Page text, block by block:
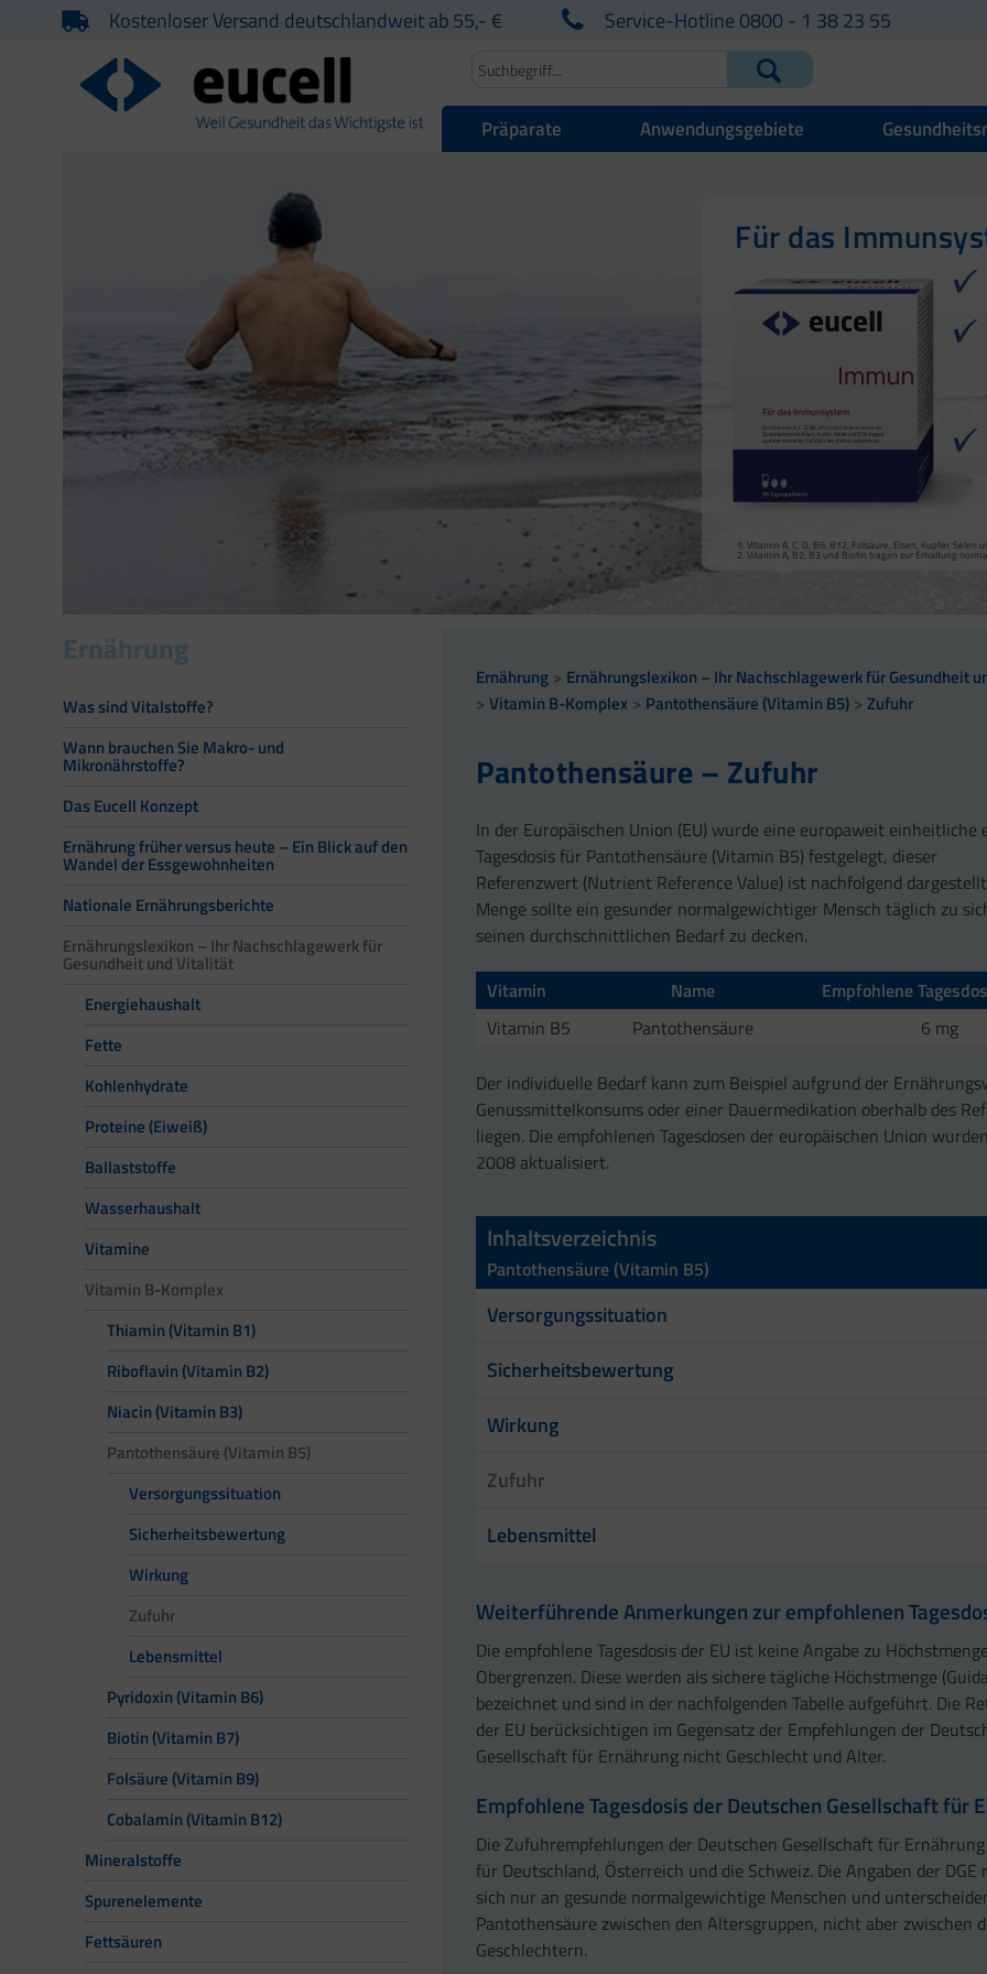
Kostenloser Versand deutschlandweit ab 55,- € Service-Hotline 0800 - 1 38 23 55
Präparate Anwendungsgebiete
Für das
Vitamin A, C, D, B6, B12, Folsäure, Eisen, Kupfer,
Vitamin A, B2, B3 und Biotin tragen zur Erhaltung
Für Haut, Haare
Selen, Zink und Biotin tragen zur Erhaltung gesunder
Selen und Zink tragen zur Erhaltung normaler Nägel bei.
Vitamin C, E, B2, Kupfer, Mangan, Selen und Zink
Für Ihre natürliche
sowie zu einem normalen Stoffwechsel von
Vitamin B2 und Biotin tragen zur Erhaltung normaler
Vitamin D und Zink tragen zur normalen Funktion des
Ernährung
Was sind Vitalstoffe?
Wann brauchen Sie Makro- und
Mikronährstoffe?
Das Eucell Konzept
Ernährung früher versus heute – Ein Blick auf den
Wandel der Essgewohnheiten
Nationale Ernährungsberichte
Ernährungslexikon – Ihr Nachschlagewerk für
Gesundheit und Vitalität
Energiehaushalt
Fette
Kohlenhydrate
Proteine (Eiweiß)
Ballaststoffe
Wasserhaushalt
Vitamine
Vitamin B-Komplex
Thiamin (Vitamin B1)
Riboflavin (Vitamin B2)
Niacin (Vitamin B3)
Pantothensäure (Vitamin B5)
Versorgungssituation
Sicherheitsbewertung
Wirkung
Zufuhr
Lebensmittel
Pyridoxin (Vitamin B6)
Biotin (Vitamin B7)
Folsäure (Vitamin B9)
Cobalamin (Vitamin B12)
Mineralstoffe
Spurenelemente
Fettsäuren
Ernährung
Ernährungslexikon – Ihr Nachschlagewerk für Gesundheit
Vitamin B-Komplex
Pantothensäure (Vitamin B5) Zufuhr
Pantothensäure – Zufuhr
In der Europäischen Union (EU) wurde eine europaweit einheitliche
Tagesdosis für Pantothensäure (Vitamin B5) festgelegt, dieser
Referenzwert (Nutrient Reference Value) ist nachfolgend
Menge sollte ein gesunder normalgewichtiger Mensch täglich zu
seinen durchschnittlichen Bedarf zu decken.
Vitamin Name
Empfohlene
Vitamin B5
Pantothensäure 6 mg
Der individuelle Bedarf kann zum Beispiel aufgrund der
Genussmittelkonsums oder einer Dauermedikation oberhalb des
liegen. Die empfohlenen Tagesdosen der europäischen Union
2008 aktualisiert.
Inhaltsverzeichnis
Pantothensäure (Vitamin B5)
Versorgungssituation
Sicherheitsbewertung
Wirkung
Zufuhr
Lebensmittel
Weiterführende Anmerkungen zur empfohlenen
Die empfohlene Tagesdosis der EU ist keine Angabe zu
Obergrenzen. Diese werden als sichere tägliche Höchstmenge
bezeichnet und sind in der nachfolgenden Tabelle aufgeführt. Die
der EU berücksichtigen im Gegensatz der Empfehlungen der
Gesellschaft für Ernährung nicht Geschlecht und Alter.
Empfohlene Tagesdosis der Deutschen Gesellschaft für
Die Zufuhrempfehlungen der Deutschen Gesellschaft für Ernährung
für Deutschland, Österreich und die Schweiz. Die Angaben der DGE
sich nur an gesunde normalgewichtige Menschen und
Pantothensäure zwischen den Altersgruppen, nicht aber zwischen
Geschlechtern.